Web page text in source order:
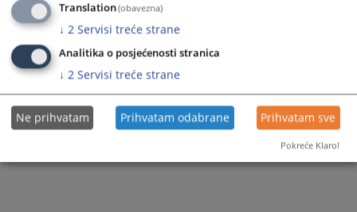
Translation(obavezna)
↓ 2 Servisi treće strane
Analitika o posjećenosti stranica
↓ 2 Servisi treće strane
Ne prihvatam Prihvatam odabrane Prihvatam sve
Pokreće Klaro!